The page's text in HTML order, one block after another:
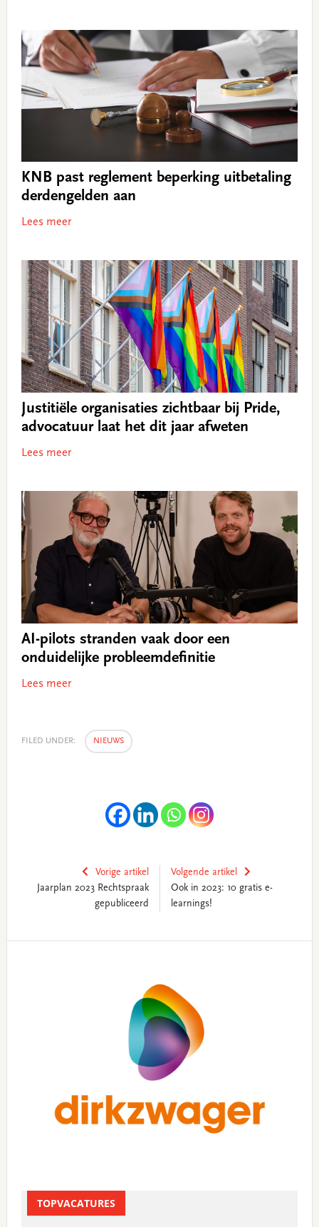
KNB past reglement beperking uitbetaling
derdengelden aan
Lees meer
Justitiële organisaties zichtbaar bij Pride,
advocatuur laat het dit jaar afweten
Lees meer
AI-pilots stranden vaak door een
onduidelijke probleemdefinitie
Lees meer
FILED UNDER: NIEUWS
Vorige artikel
Jaarplan 2023 Rechtspraak
gepubliceerd
Volgende artikel
Ook in 2023: 10 gratis e-
learnings!
TOPVACATURES